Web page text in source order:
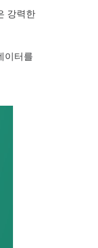
강력한
이터를